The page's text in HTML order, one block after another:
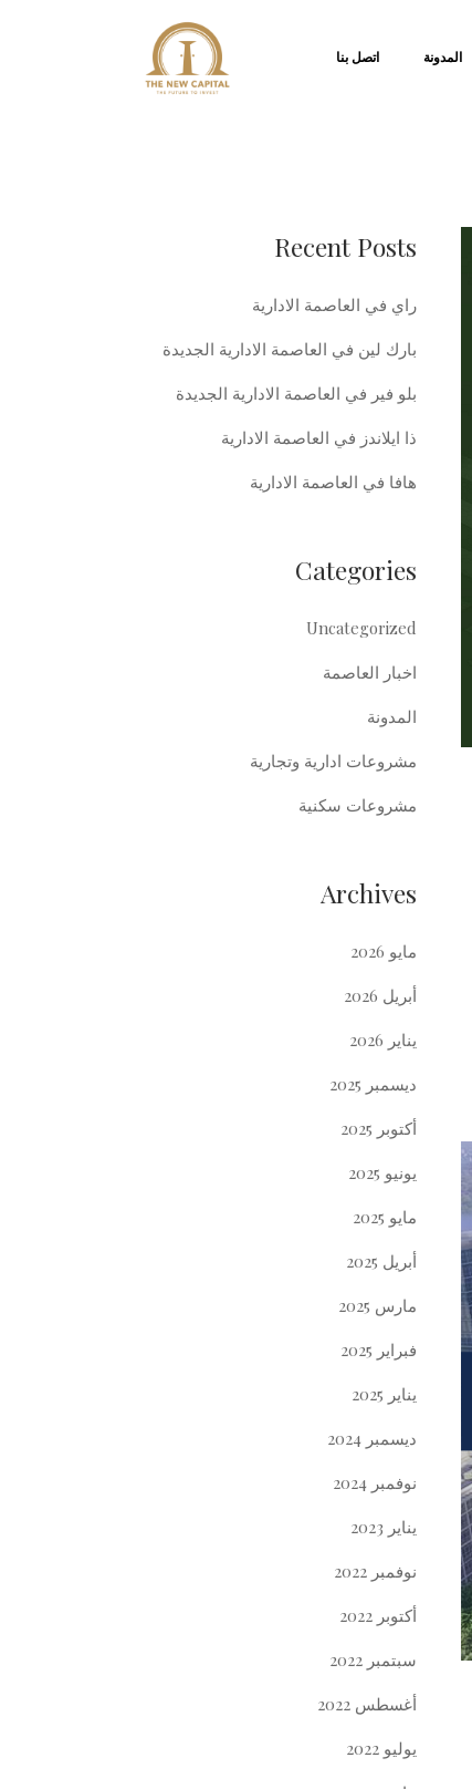
المدونة اتصل بنا
Recent Posts
راي في العاصمة الادارية
بارك لين في العاصمة الادارية الجديدة
بلو فير في العاصمة الادارية الجديدة
ذا ايلاندز في العاصمة الادارية
هافا في العاصمة الادارية
Categories
Uncategorized
اخبار العاصمة
المدونة
مشروعات ادارية وتجارية
مشروعات سكنية
Archives
مايو 2026
أبريل 2026
يناير 2026
ديسمبر 2025
أكتوبر 2025
يونيو 2025
مايو 2025
أبريل 2025
مارس 2025
فبراير 2025
يناير 2025
ديسمبر 2024
نوفمبر 2024
يناير 2023
نوفمبر 2022
أكتوبر 2022
سبتمبر 2022
أغسطس 2022
يوليو 2022